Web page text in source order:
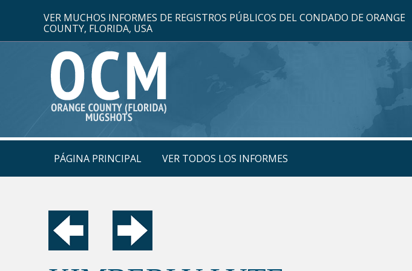
VER MUCHOS INFORMES DE REGISTROS PÚBLICOS DEL CONDADO DE ORANGE
COUNTY, FLORIDA, USA
PÁGINA PRINCIPAL VER TODOS LOS INFORMES